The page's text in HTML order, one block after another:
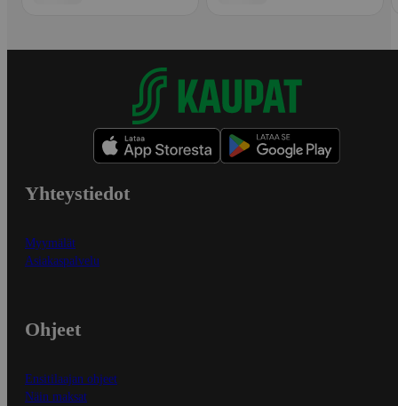
Yhteystiedot
Myymälät
Asiakaspalvelu
Ohjeet
Ensitilaajan ohjeet
Näin maksat